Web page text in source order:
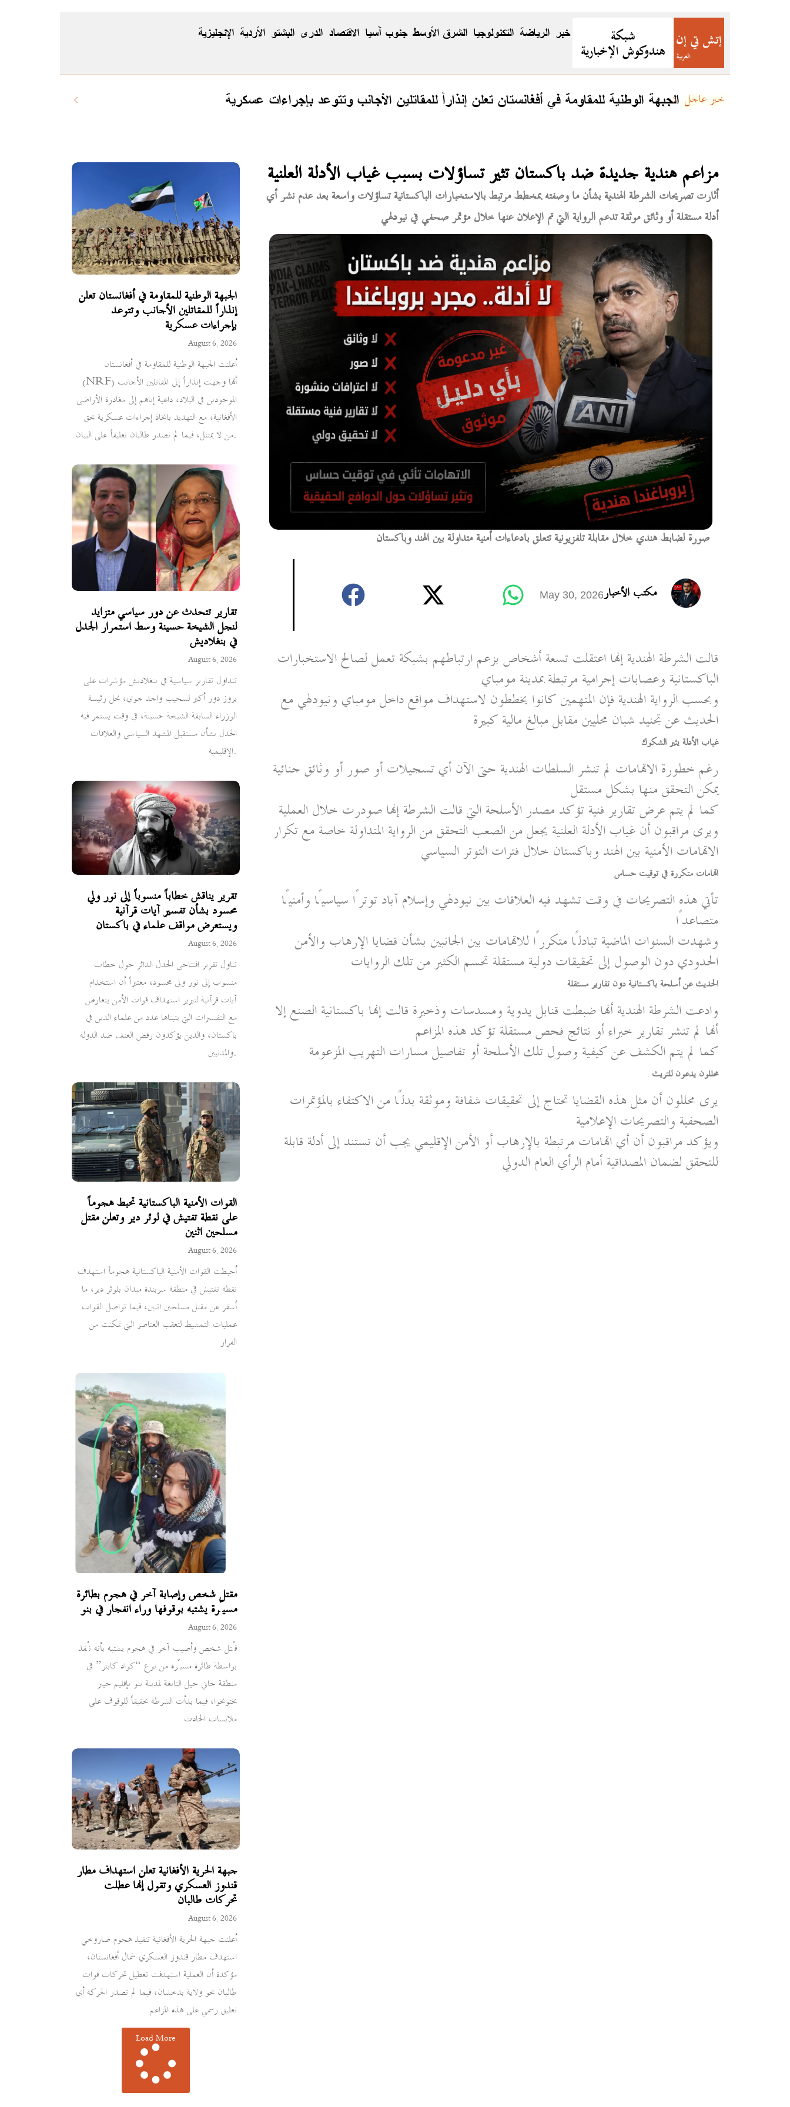
الاقتصاد جنوب آسيا الشرق الأوسط التكنولوجيا الرياضة خبر الإنجليزية الأردية البشتو الدری
الجبهة الوطنية للمقاومة في أفغانستان تعلن إنذاراً للمقاتلين الأجانب وتتوعد بإجراءات عسكرية خبر عاجل
الجبهة الوطنية للمقاومة في أفغانستان تعلن
إنذاراً للمقاتلين الأجانب وتتوعد
بإجراءات عسكرية
August 6, 2026
أعلنت الجبهة الوطنية للمقاومة في أفغانستان
(NRF) أنها وجهت إنذاراً إلى المقاتلين الأجانب
الموجودين في البلاد، داعية إياهم إلى مغادرة الأراضي
الأفغانية، مع التهديد باتخاذ إجراءات عسكرية بحق
من لا يمتثل، فيما لم تصدر طالبان تعليقاً على البيان.
تقارير تتحدث عن دور سياسي متزايد
لنجل الشيخة حسينة وسط استمرار الجدل
في بنغلاديش
August 6, 2026
تتداول تقارير سياسية في بنغلاديش مؤشرات على
بروز دور أكبر لسجيب واجد جوي، نجل رئيسة
الوزراء السابقة الشيخة حسينة، في وقت يستمر فيه
الجدل بشأن مستقبل المشهد السياسي والعلاقات
الإقليمية.
تقرير يناقش خطاباً منسوباً إلى نور ولي
محسود بشأن تفسير آيات قرآنية
ويستعرض مواقف علماء في باكستان
August 6, 2026
تناول تقرير افتتاحي الجدل الدائر حول خطاب
منسوب إلى نور ولي محسود، معتبراً أن استخدام
آيات قرآنية لتبرير استهداف قوات الأمن يتعارض
مع التفسيرات التي يتبناها عدد من علماء الدين في
باكستان، والذين يؤكدون رفض العنف ضد الدولة
والمدنيين.
القوات الأمنية الباكستانية تحبط هجوماً
على نقطة تفتيش في لوئر دير وتعلن مقتل
مسلحين اثنين
August 6, 2026
أحبطت القوات الأمنية الباكستانية هجوماً استهدف
نقطة تفتيش في منطقة سربندة ميدان بلوئر دير، ما
أسفر عن مقتل مسلحين اثنين، فيما تواصل القوات
عمليات التمشيط لتعقب العناصر التي تمكنت من
الفرار
مقتل شخص وإصابة آخر في هجوم بطائرة
مسيّرة يشتبه بوقوفها وراء انفجار في بنو
August 6, 2026
قُتل شخص وأصيب آخر في هجوم يشتبه بأنه نُفذ
بواسطة طائرة مسيّرة من نوع “كواد كابتر” في
منطقة جاني خيل التابعة لمدينة بنو بإقليم خيبر
بختونخوا، فيما بدأت الشرطة تحقيقاً للوقوف على
ملابسات الحادث
جبهة الحرية الأفغانية تعلن استهداف مطار
قندوز العسكري وتقول إنها عطلت
تحركات طالبان
August 6, 2026
أعلنت جبهة الحرية الأفغانية تنفيذ هجوم صاروخي
استهدف مطار قندوز العسكري شمال أفغانستان،
مؤكدة أن العملية استهدفت تعطيل تحركات قوات
طالبان نحو ولاية بدخشان، فيما لم تصدر الحركة أي
تعليق رسمي على هذه المزاعم
Load More
مزاعم هندية جديدة ضد باكستان تثير تساؤلات بسبب غياب الأدلة العلنية
أثارت تصريحات الشرطة الهندية بشأن ما وصفته بمخطط مرتبط بالاستخبارات الباكستانية تساؤلات واسعة بعد عدم نشر أي
أدلة مستقلة أو وثائق موثقة تدعم الرواية التي تم الإعلان عنها خلال مؤتمر صحفي في نيودلهي
صورة لضابط هندي خلال مقابلة تلفزيونية تتعلق بادعاءات أمنية متداولة بين الهند وباكستان
مكتب الأخبارMay 30, 2026
قالت الشرطة الهندية إنها اعتقلت تسعة أشخاص بزعم ارتباطهم بشبكة تعمل لصالح الاستخبارات
الباكستانية وعصابات إجرامية مرتبطة بمدينة مومباي
وبحسب الرواية الهندية فإن المتهمين كانوا يخططون لاستهداف مواقع داخل مومباي ونيودلهي مع
الحديث عن تجنيد شبان محليين مقابل مبالغ مالية كبيرة
غياب الأدلة يثير الشكوك
رغم خطورة الاتهامات لم تنشر السلطات الهندية حتى الآن أي تسجيلات أو صور أو وثائق جنائية
يمكن التحقق منها بشكل مستقل
كما لم يتم عرض تقارير فنية تؤكد مصدر الأسلحة التي قالت الشرطة إنها صودرت خلال العملية
ويرى مراقبون أن غياب الأدلة العلنية يجعل من الصعب التحقق من الرواية المتداولة خاصة مع تكرار
الاتهامات الأمنية بين الهند وباكستان خلال فترات التوتر السياسي
اتهامات متكررة في توقيت حساس
تأتي هذه التصريحات في وقت تشهد فيه العلاقات بين نيودلهي وإسلام آباد توترًا سياسيًا وأمنيًا
متصاعدًا
وشهدت السنوات الماضية تبادلًا متكررًا للاتهامات بين الجانبين بشأن قضايا الإرهاب والأمن
الحدودي دون الوصول إلى تحقيقات دولية مستقلة تحسم الكثير من تلك الروايات
الحديث عن أسلحة باكستانية دون تقارير مستقلة
وادعت الشرطة الهندية أنها ضبطت قنابل يدوية ومسدسات وذخيرة قالت إنها باكستانية الصنع إلا
أنها لم تنشر تقارير خبراء أو نتائج فحص مستقلة تؤكد هذه المزاعم
كما لم يتم الكشف عن كيفية وصول تلك الأسلحة أو تفاصيل مسارات التهريب المزعومة
محللون يدعون للتريث
يرى محللون أن مثل هذه القضايا تحتاج إلى تحقيقات شفافة وموثقة بدلًا من الاكتفاء بالمؤتمرات
الصحفية والتصريحات الإعلامية
ويؤكد مراقبون أن أي اتهامات مرتبطة بالإرهاب أو الأمن الإقليمي يجب أن تستند إلى أدلة قابلة
للتحقق لضمان المصداقية أمام الرأي العام الدولي